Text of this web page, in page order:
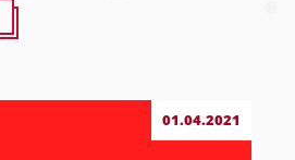
01.04.2021